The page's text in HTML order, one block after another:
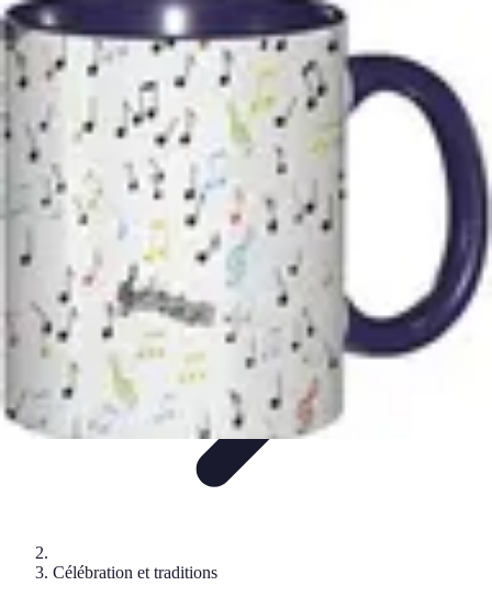
Noces d'Or
Idées et InspirationsDiscours et vœuxCadeaux et
souvenirs
CélébrationActivités et animations
Noces d'Or
Célébration et traditions